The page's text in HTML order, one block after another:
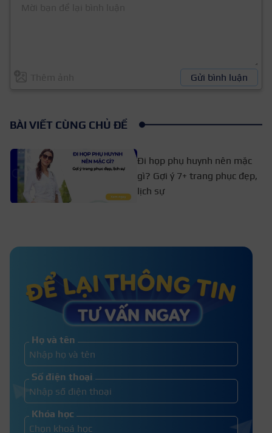
Gửi bình luận
BÀI VIẾT CÙNG CHỦ ĐỀ
Đi họp phụ huynh nên mặc
gì? Gợi ý 7+ trang phục đẹp,
lịch sự
Con gái làm sao để thơm suốt ngày
mà không lo mùi cơ thể?
do khiến các bạn nữ thức tỉnh
Họ và tên
Số điện thoại
Khóa học